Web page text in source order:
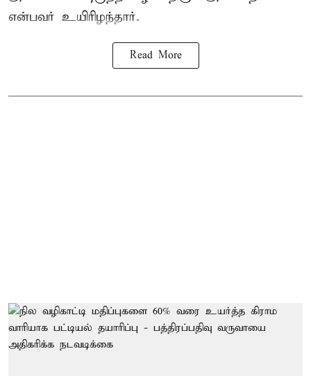
என்பவர் உயிரிழந்தார்.
Read More